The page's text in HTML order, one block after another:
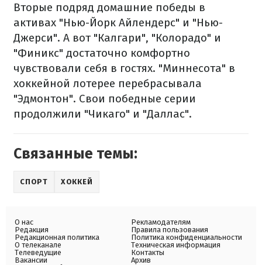
Вторые подряд домашние победы в
активах "Нью-Йорк Айлендерс" и "Нью-
Джерси". А вот "Калгари", "Колорадо" и
"Финикс" достаточно комфортно
чувствовали себя в гостях. "Миннесота" в
хоккейной лотерее перебрасывала
"Эдмонтон". Свои победные серии
продолжили "Чикаго" и "Даллас".
Связанные темы:
СПОРТ ХОККЕЙ
О нас
Редакция
Редакционная политика
О телеканале
Телеведущие
Вакансии
Рекламодателям
Правила пользования
Политика конфиденциальности
Техническая информация
Контакты
Архив